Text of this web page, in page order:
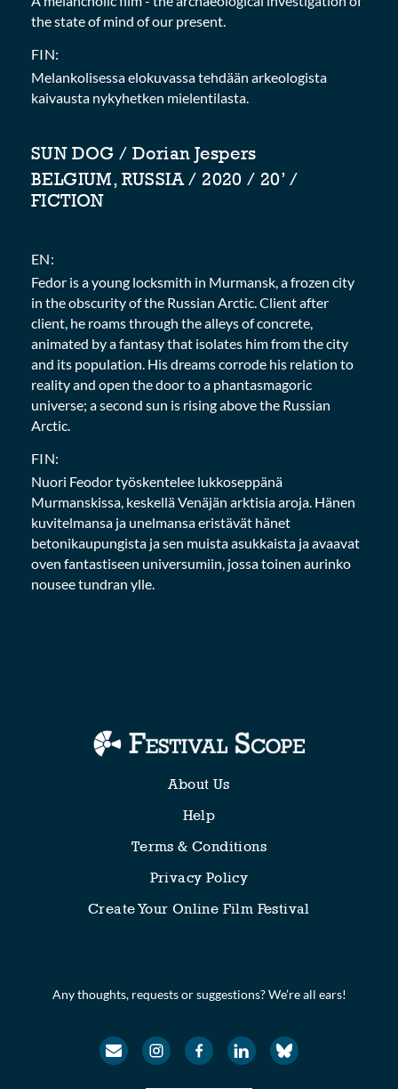
the state of mind of our present.
FIN:
Melankolisessa elokuvassa tehdään arkeologista
kaivausta nykyhetken mielentilasta.
SUN DOG / Dorian Jespers
BELGIUM, RUSSIA / 2020 / 20’ /
FICTION
EN:
Fedor is a young locksmith in Murmansk, a frozen city
in the obscurity of the Russian Arctic. Client after
client, he roams through the alleys of concrete,
animated by a fantasy that isolates him from the city
and its population. His dreams corrode his relation to
reality and open the door to a phantasmagoric
universe; a second sun is rising above the Russian
Arctic.
FIN:
Nuori Feodor työskentelee lukkoseppänä
Murmanskissa, keskellä Venäjän arktisia aroja. Hänen
kuvitelmansa ja unelmansa eristävät hänet
betonikaupungista ja sen muista asukkaista ja avaavat
oven fantastiseen universumiin, jossa toinen aurinko
nousee tundran ylle.
About Us
Help
Terms & Conditions
Privacy Policy
Create Your Online Film Festival
Any thoughts, requests or suggestions? We’re all ears!